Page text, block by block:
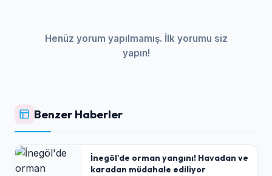
Henüz yorum yapılmamış. İlk yorumu siz
yapın!
Benzer Haberler
İnegöl'de orman yangını! Havadan ve
karadan müdahale ediliyor